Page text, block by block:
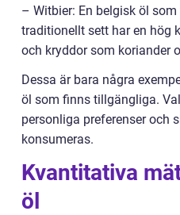
– Witbier: En belgisk öl
traditionellt sett har en hög
och kryddor som koriander
Dessa är bara några
öl som finns tillgängliga.
personliga preferenser och
konsumeras.
Kvantitativa
öl